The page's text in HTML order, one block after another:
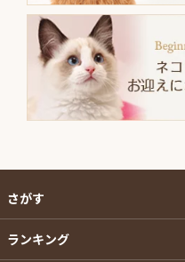
さがす
ランキング